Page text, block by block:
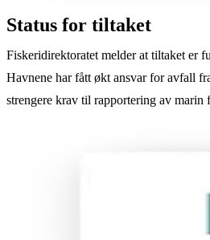
Status for tiltaket
Fiskeridirektoratet melder at tiltaket er
Havnene har fått økt ansvar for avfall
strengere krav til rapportering av marin